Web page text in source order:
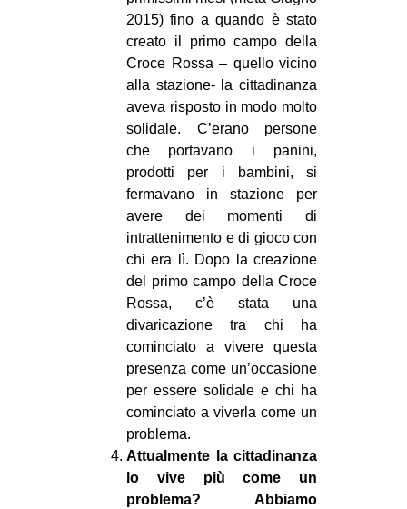
2015) fino a quando è stato
creato il primo campo della
Croce Rossa – quello vicino
alla stazione- la cittadinanza
aveva risposto in modo molto
solidale. C’erano persone
che portavano i panini,
prodotti per i bambini, si
fermavano in stazione per
avere dei momenti di
intrattenimento e di gioco con
chi era lì. Dopo la creazione
del primo campo della Croce
Rossa, c’è stata una
divaricazione tra chi ha
cominciato a vivere questa
presenza come un’occasione
per essere solidale e chi ha
cominciato a viverla come un
problema.
Attualmente la cittadinanza
lo vive più come un
problema? Abbiamo